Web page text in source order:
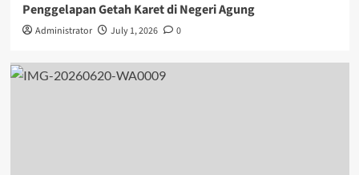
Penggelapan Getah Karet di Negeri Agung
Administrator July 1, 2026 0